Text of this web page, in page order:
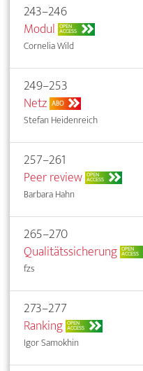
243–246
Modul OPEN
ACCESS
Cornelia Wild
249–253
Netz ABO
Stefan Heidenreich
257–261
Peer review OPEN
ACCESS
Barbara Hahn
265–270
Qualitätssicherung OPEN
ACCESS
fzs
273–277
Ranking OPEN
ACCESS
Igor Samokhin